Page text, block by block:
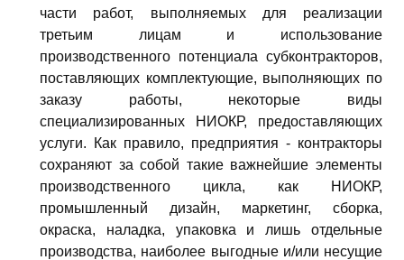
части работ, выполняемых для реализации
третьим лицам и использование
производственного потенциала субконтракторов,
поставляющих комплектующие, выполняющих по
заказу работы, некоторые виды
специализированных НИОКР, предоставляющих
услуги. Как правило, предприятия - контракторы
сохраняют за собой такие важнейшие элементы
производственного цикла, как НИОКР,
промышленный дизайн, маркетинг, сборка,
окраска, наладка, упаковка и лишь отдельные
производства, наиболее выгодные и/или несущие